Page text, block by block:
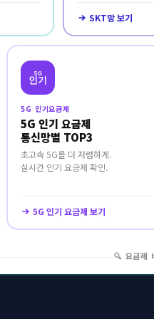
SKT망 보기
5G
인기
5G 인기요금제
5G 인기 요금제
통신망별 TOP3
초고속 5G를 더 저렴하게.
실시간 인기 요금제 확인.
5G 인기 요금제 보기
🔍 요금제